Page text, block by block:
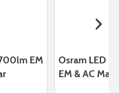
EM
Osram LED
EM & AC